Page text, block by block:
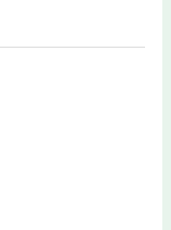
名乗る野性的な彼は最
様のように扱ってく
と正反対のたくましい
うなんて、私は失恋の